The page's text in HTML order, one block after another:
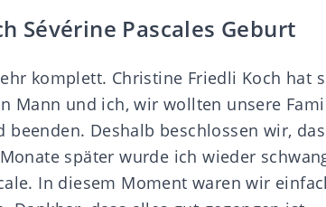
Sévérine Pascales Geburt
komplett. Christine Friedli Koch hat
Mann und ich, wir wollten unsere
Deshalb beschlossen wir,
später wurde ich wieder
In diesem Moment waren wir